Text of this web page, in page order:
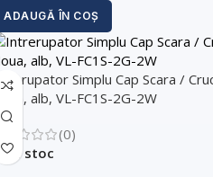
ADAUGĂ ÎN COȘ
Simplu Cap Scara /
alb, VL-FC1S-2G-2W
(0)
În stoc